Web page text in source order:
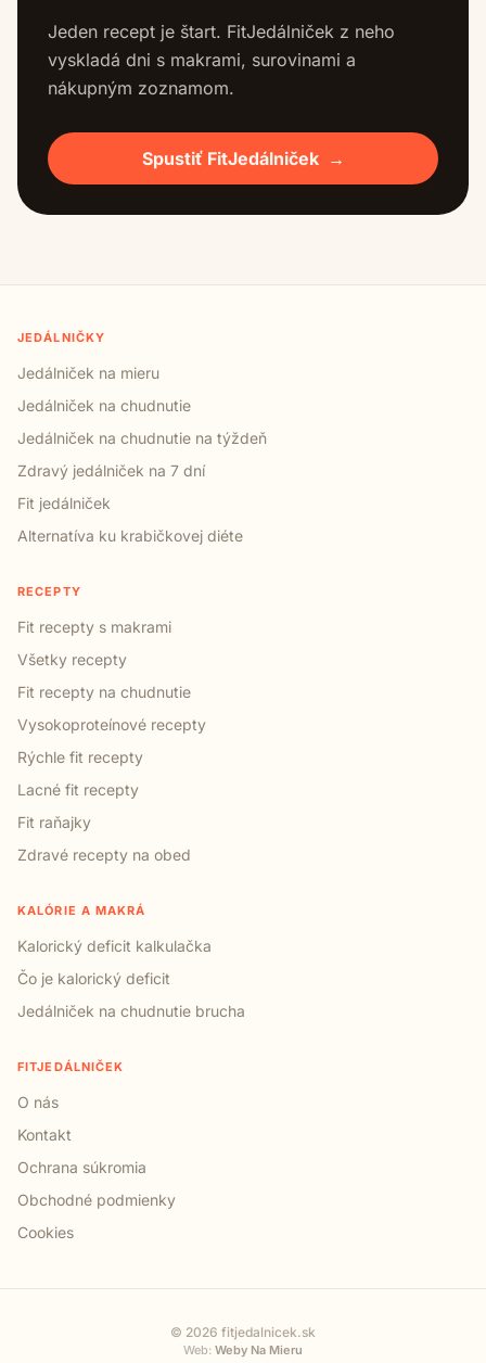
Jeden recept je štart. FitJedálniček z neho
vyskladá dni s makrami, surovinami a
nákupným zoznamom.
Spustiť FitJedálniček →
JEDÁLNIČKY
Jedálniček na mieru
Jedálniček na chudnutie
Jedálniček na chudnutie na týždeň
Zdravý jedálniček na 7 dní
Fit jedálniček
Alternatíva ku krabičkovej diéte
RECEPTY
Fit recepty s makrami
Všetky recepty
Fit recepty na chudnutie
Vysokoproteínové recepty
Rýchle fit recepty
Lacné fit recepty
Fit raňajky
Zdravé recepty na obed
KALÓRIE A MAKRÁ
Kalorický deficit kalkulačka
Čo je kalorický deficit
Jedálniček na chudnutie brucha
FITJEDÁLNIČEK
O nás
Kontakt
Ochrana súkromia
Obchodné podmienky
Cookies
© 2026 fitjedalnicek.sk
Web: Weby Na Mieru